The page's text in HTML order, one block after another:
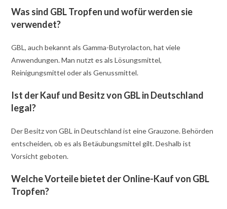
Was sind GBL Tropfen und wofür werden sie
verwendet?
GBL, auch bekannt als Gamma-Butyrolacton, hat viele
Anwendungen. Man nutzt es als Lösungsmittel,
Reinigungsmittel oder als Genussmittel.
Ist der Kauf und Besitz von GBL in Deutschland
legal?
Der Besitz von GBL in Deutschland ist eine Grauzone. Behörden
entscheiden, ob es als Betäubungsmittel gilt. Deshalb ist
Vorsicht geboten.
Welche Vorteile bietet der Online-Kauf von GBL
Tropfen?